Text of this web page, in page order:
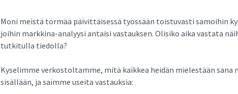
Moni meistä törmää päivittäisessä työssään toistuvasti samoihin
joihin markkina-analyysi antaisi vastauksen. Olisiko aika vastata
tutkitulla tiedolla?
Kyselimme verkostoltamme, mitä kaikkea heidän mielestään sana
sisällään, ja saimme useita vastauksia: